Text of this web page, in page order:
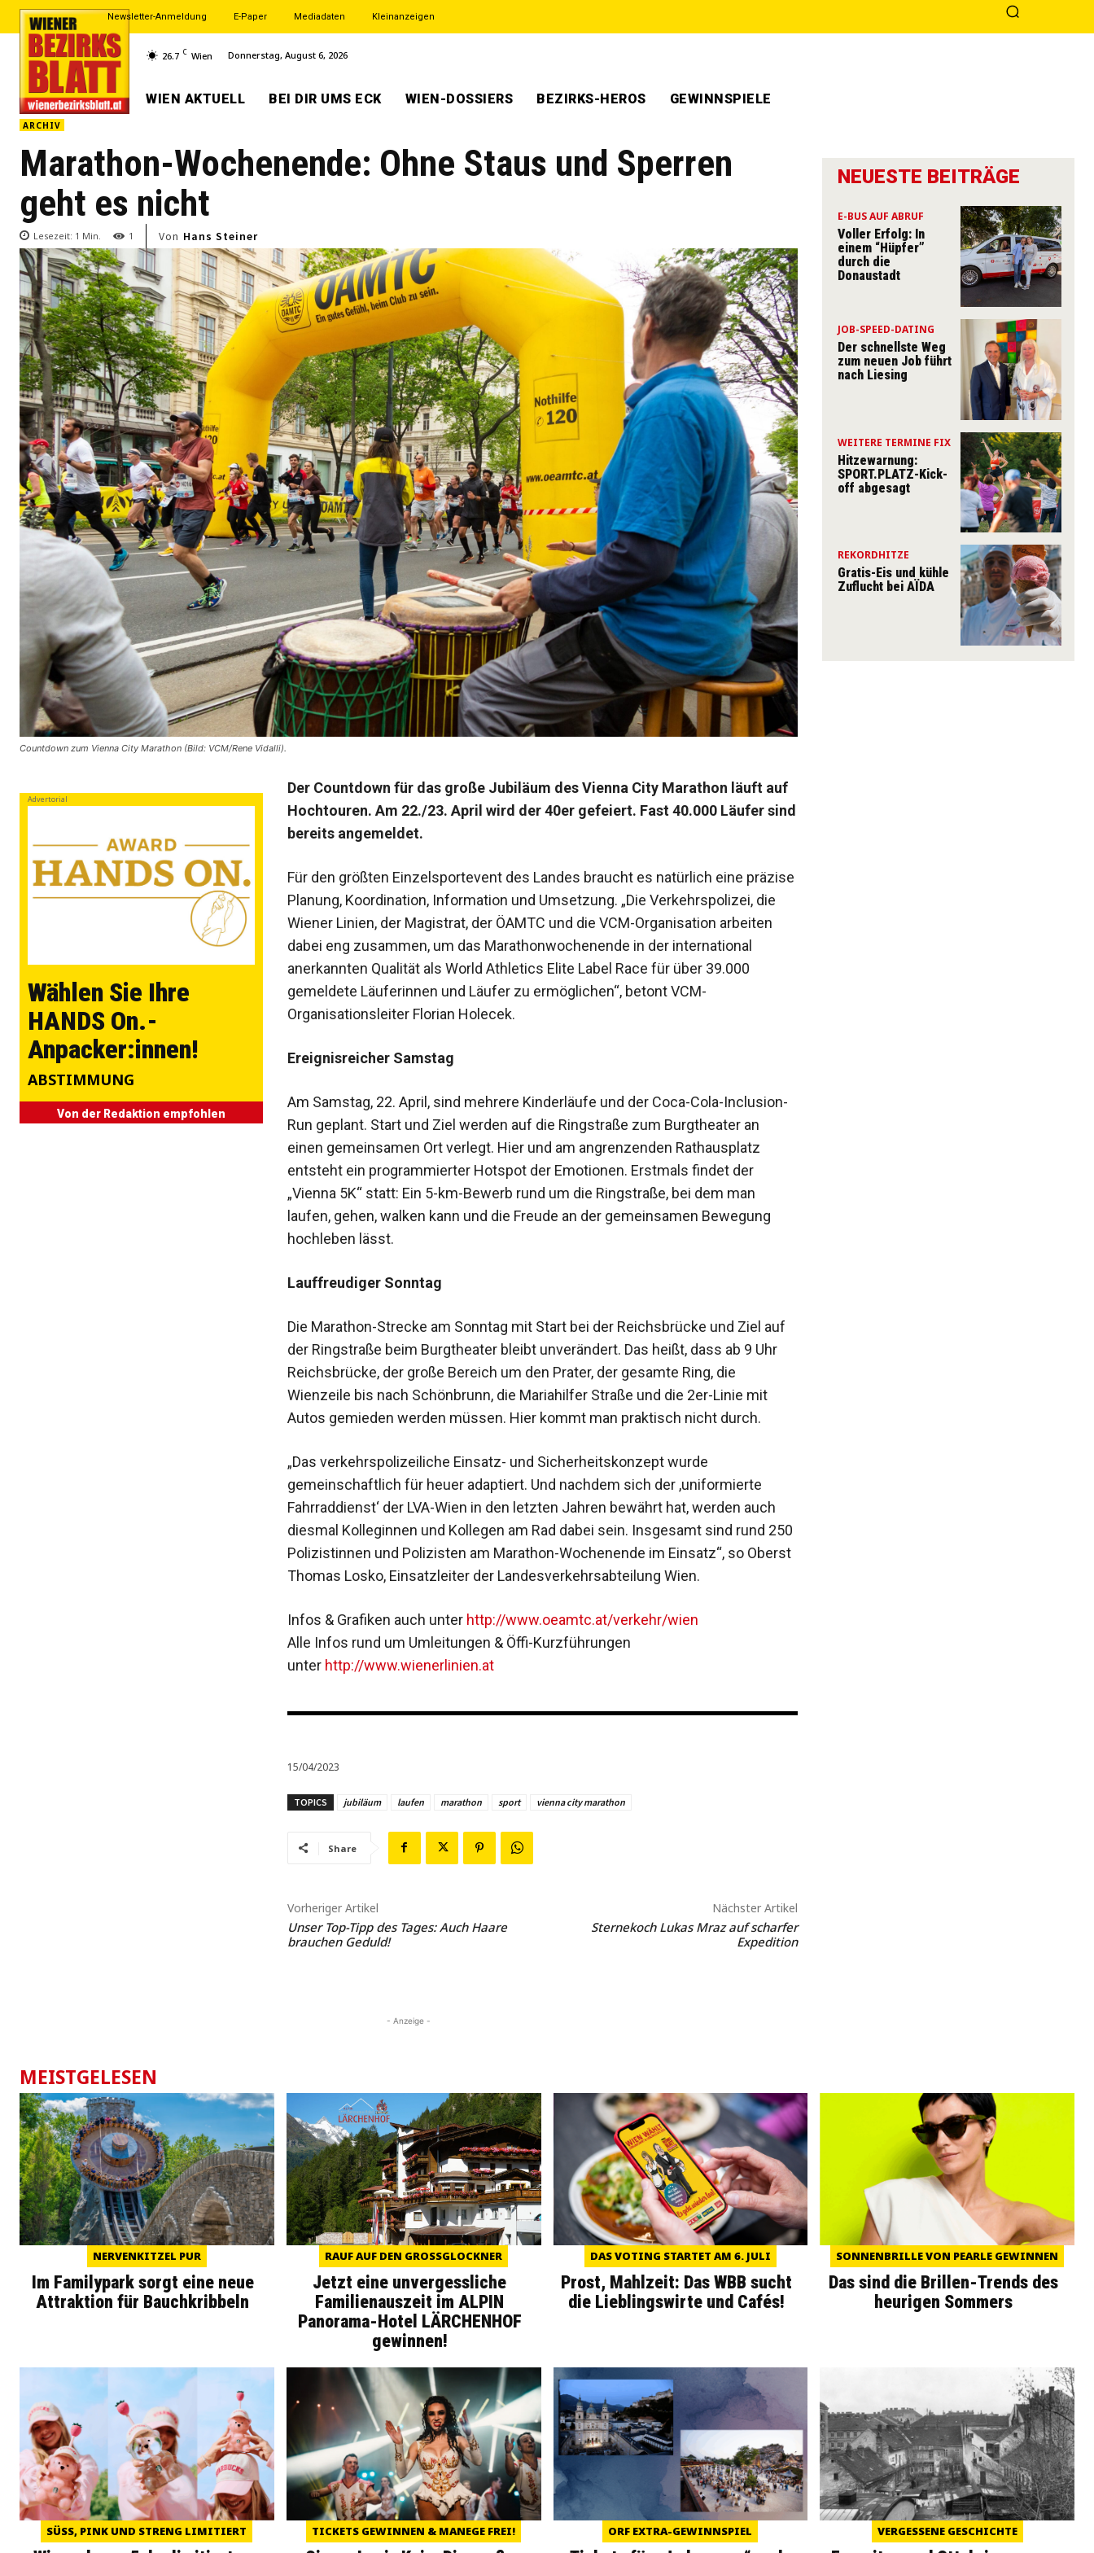
Newsletter-Anmeldung E-Paper Mediadaten Kleinanzeigen
26.7 C Wien Donnerstag, August 6, 2026
WIEN AKTUELL BEI DIR UMS ECK WIEN-DOSSIERS BEZIRKS-HEROS GEWINNSPIELE
ARCHIV
Marathon-Wochenende: Ohne Staus und Sperren
geht es nicht
Lesezeit: 1 Min. 1 Von Hans Steiner
Countdown zum Vienna City Marathon (Bild: VCM/Rene Vidalli).
Advertorial
Wählen Sie Ihre
HANDS On.-
Anpacker:innen!
ABSTIMMUNG
Von der Redaktion empfohlen
Der Countdown für das große Jubiläum des Vienna City Marathon läuft auf
Hochtouren. Am 22./23. April wird der 40er gefeiert. Fast 40.000 Läufer sind
bereits angemeldet.
Für den größten Einzelsportevent des Landes braucht es natürlich eine präzise
Planung, Koordination, Information und Umsetzung. „Die Verkehrspolizei, die
Wiener Linien, der Magistrat, der ÖAMTC und die VCM-Organisation arbeiten
dabei eng zusammen, um das Marathonwochenende in der international
anerkannten Qualität als World Athletics Elite Label Race für über 39.000
gemeldete Läuferinnen und Läufer zu ermöglichen“, betont VCM-
Organisationsleiter Florian Holecek.
Ereignisreicher Samstag
Am Samstag, 22. April, sind mehrere Kinderläufe und der Coca-Cola-Inclusion-
Run geplant. Start und Ziel werden auf die Ringstraße zum Burgtheater an
einen gemeinsamen Ort verlegt. Hier und am angrenzenden Rathausplatz
entsteht ein programmierter Hotspot der Emotionen. Erstmals findet der
„Vienna 5K“ statt: Ein 5-km-Bewerb rund um die Ringstraße, bei dem man
laufen, gehen, walken kann und die Freude an der gemeinsamen Bewegung
hochleben lässt.
Lauffreudiger Sonntag
Die Marathon-Strecke am Sonntag mit Start bei der Reichsbrücke und Ziel auf
der Ringstraße beim Burgtheater bleibt unverändert. Das heißt, dass ab 9 Uhr
Reichsbrücke, der große Bereich um den Prater, der gesamte Ring, die
Wienzeile bis nach Schönbrunn, die Mariahilfer Straße und die 2er-Linie mit
Autos gemieden werden müssen. Hier kommt man praktisch nicht durch.
„Das verkehrspolizeiliche Einsatz- und Sicherheitskonzept wurde
gemeinschaftlich für heuer adaptiert. Und nachdem sich der ,uniformierte
Fahrraddienst‘ der LVA-Wien in den letzten Jahren bewährt hat, werden auch
diesmal Kolleginnen und Kollegen am Rad dabei sein. Insgesamt sind rund 250
Polizistinnen und Polizisten am Marathon-Wochenende im Einsatz“, so Oberst
Thomas Losko, Einsatzleiter der Landesverkehrsabteilung Wien.
Infos & Grafiken auch unter http://www.oeamtc.at/verkehr/wien
Alle Infos rund um Umleitungen & Öffi-Kurzführungen
unter http://www.wienerlinien.at
15/04/2023
TOPICS jubiläum laufen marathon sport vienna city marathon
Share
Vorheriger Artikel
Unser Top-Tipp des Tages: Auch Haare
brauchen Geduld!
Nächster Artikel
Sternekoch Lukas Mraz auf scharfer
Expedition
- Anzeige -
NEUESTE BEITRÄGE
E-BUS AUF ABRUF
Voller Erfolg: In
einem “Hüpfer”
durch die
Donaustadt
JOB-SPEED-DATING
Der schnellste Weg
zum neuen Job führt
nach Liesing
WEITERE TERMINE FIX
Hitzewarnung:
SPORT.PLATZ-Kick-
off abgesagt
REKORDHITZE
Gratis-Eis und kühle
Zuflucht bei AÏDA
MEISTGELESEN
NERVENKITZEL PUR
Im Familypark sorgt eine neue
Attraktion für Bauchkribbeln
RAUF AUF DEN GROSSGLOCKNER
Jetzt eine unvergessliche
Familienauszeit im ALPIN
Panorama-Hotel LÄRCHENHOF
gewinnen!
DAS VOTING STARTET AM 6. JULI
Prost, Mahlzeit: Das WBB sucht
die Lieblingswirte und Cafés!
SONNENBRILLE VON PEARLE GEWINNEN
Das sind die Brillen-Trends des
heurigen Sommers
SÜSS, PINK UND STRENG LIMITIERT TICKETS GEWINNEN & MANEGE FREI! ORF EXTRA-GEWINNSPIEL VERGESSENE GESCHICHTE